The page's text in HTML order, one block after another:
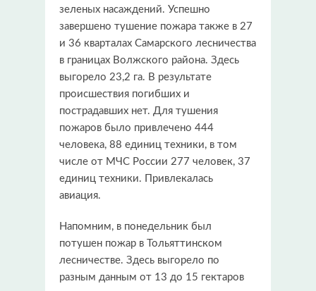
зеленых насаждений. Успешно
завершено тушение пожара также в 27
и 36 кварталах Самарского лесничества
в границах Волжского района. Здесь
выгорело 23,2 га. В результате
происшествия погибших и
пострадавших нет. Для тушения
пожаров было привлечено 444
человека, 88 единиц техники, в том
числе от МЧС России 277 человек, 37
единиц техники. Привлекалась
авиация.
Напомним, в понедельник был
потушен пожар в Тольяттинском
лесничестве. Здесь выгорело по
разным данным от 13 до 15 гектаров